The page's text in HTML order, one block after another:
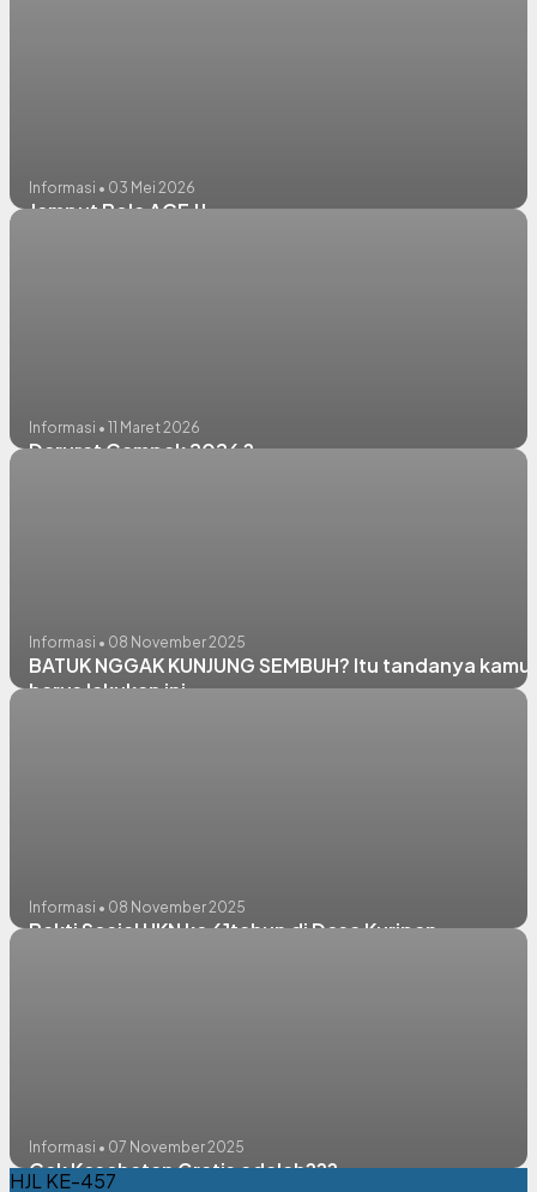
Informasi • 03 Mei 2026
Jemput Bola ACF !!
Informasi • 11 Maret 2026
Darurat Campak 2026 ?
Informasi • 08 November 2025
BATUK NGGAK KUNJUNG SEMBUH? Itu tandanya kamu
harus lakukan ini........
Informasi • 08 November 2025
Bakti Sosial HKN ke 61tahun di Desa Kuripan
Informasi • 07 November 2025
Cek Kesehatan Gratis adalah???
HJL KE-457